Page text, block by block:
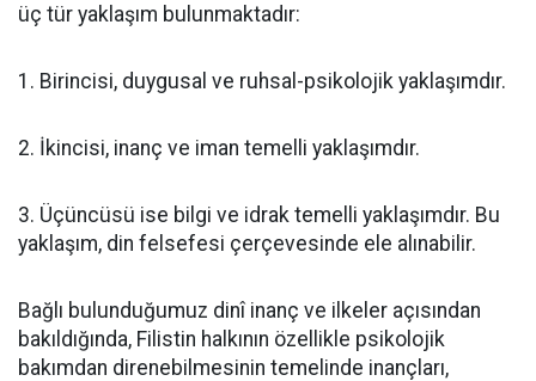
üç tür yaklaşım bulunmaktadır:
1. Birincisi, duygusal ve ruhsal-psikolojik yaklaşımdır.
2. İkincisi, inanç ve iman temelli yaklaşımdır.
3. Üçüncüsü ise bilgi ve idrak temelli yaklaşımdır. Bu
yaklaşım, din felsefesi çerçevesinde ele alınabilir.
Bağlı bulunduğumuz dinî inanç ve ilkeler açısından
bakıldığında, Filistin halkının özellikle psikolojik
bakımdan direnebilmesinin temelinde inançları,